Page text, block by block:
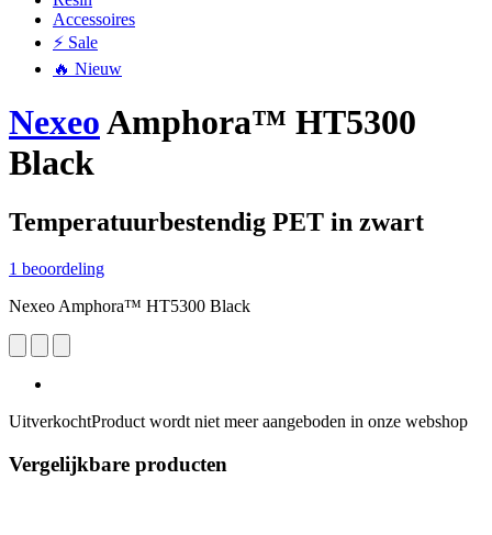
Accessoires
⚡ Sale
🔥 Nieuw
NexeoAmphora™ HT5300
Black
Temperatuurbestendig PET in zwart
1 beoordeling
Nexeo Amphora™ HT5300 Black
UitverkochtProduct wordt niet meer aangeboden in onze webshop
Vergelijkbare producten